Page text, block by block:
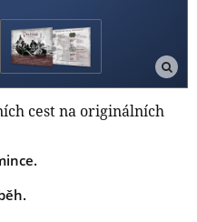
cest na originálních